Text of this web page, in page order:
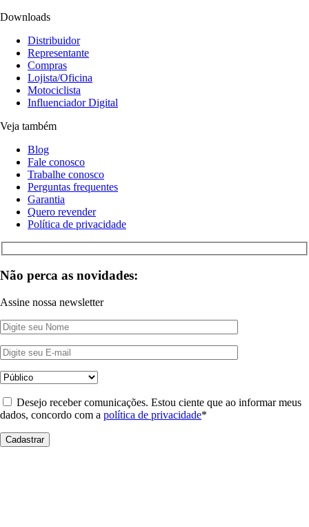
Downloads
Distribuidor
Representante
Compras
Lojista/Oficina
Motociclista
Influenciador Digital
Veja também
Blog
Fale conosco
Trabalhe conosco
Perguntas frequentes
Garantia
Quero revender
Política de privacidade
Não perca as novidades:
Assine nossa newsletter
Desejo receber comunicações. Estou ciente que ao informar meus
dados, concordo com a política de privacidade*